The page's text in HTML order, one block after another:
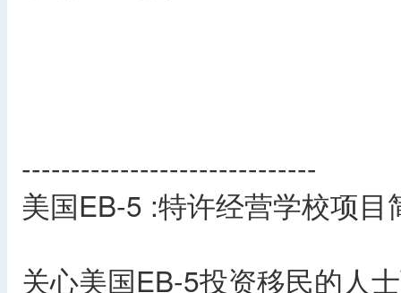
------------------------------
美国EB-5 :特许经营学校项目
关心美国EB-5投资移民的人